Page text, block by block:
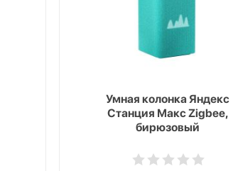
Умная колонка Яндекс
Станция Макс Zigbee,
бирюзовый